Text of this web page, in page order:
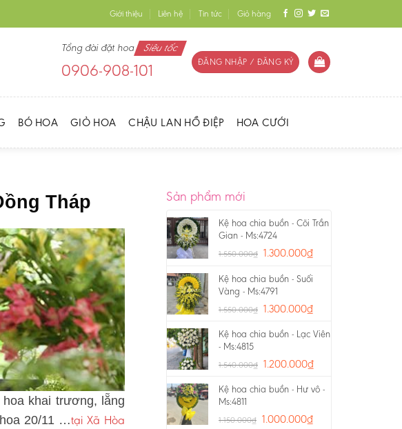
Giới thiệu Liên hệ Tin tức Giỏ hàng
Tổng đài đặt hoa Siêu tốc
0906-908-101 ĐĂNG NHẬP / ĐĂNG KÝ
BÓ HOA GIỎ HOA CHẬU LAN HỒ ĐIỆP HOA CƯỚI
Tháp
khai trương, lẵng
20/11 …tại Xã Hòa
Sản phẩm mới
Kệ hoa chia buồn - Cõi Trần
Gian - Ms:4724
1.550.000₫ 1.300.000₫
Kệ hoa chia buồn - Suối
Vàng - Ms:4791
1.550.000₫ 1.300.000₫
Kệ hoa chia buồn - Lạc Viên
- Ms:4815
1.540.000₫ 1.200.000₫
Kệ hoa chia buồn - Hư vô -
Ms:4811
1.150.000₫ 1.000.000₫